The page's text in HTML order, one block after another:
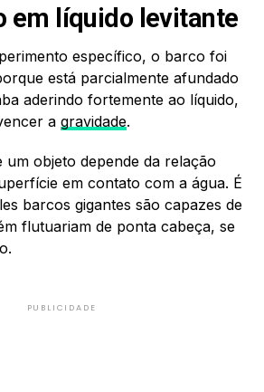
em líquido levitante
específico, o barco foi
está parcialmente afundado
aderindo fortemente ao líquido,
a gravidade.
um objeto depende da relação
em contato com a água. É
barcos gigantes são capazes de
flutuariam de ponta cabeça, se
PUBLICIDADE